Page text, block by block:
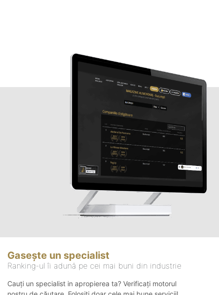
Gasește un specialist
Ranking-ul îi adună pe cei mai buni din industrie
Cauți un specialist in apropierea ta? Verificați motorul